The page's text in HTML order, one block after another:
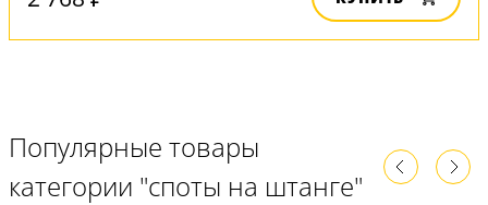
Популярные товары
категории "споты на штанге"